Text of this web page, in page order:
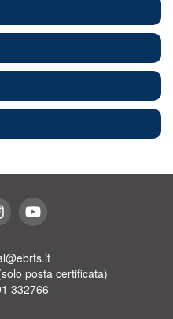
posta certificata)
332766